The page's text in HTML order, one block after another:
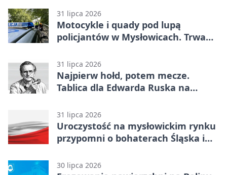
31 lipca 2026
Motocykle i quady pod lupą
policjantów w Mysłowicach. Trwa
31 lipca 2026
Najpierw hołd, potem mecze.
Tablica dla Edwarda Ruska na
31 lipca 2026
Uroczystość na mysłowickim rynku
przypomni o bohaterach Śląska i
30 lipca 2026